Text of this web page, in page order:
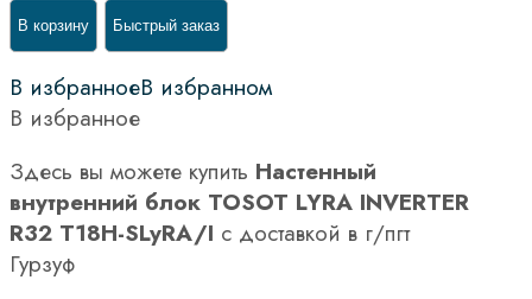
В корзину Быстрый заказ
В избранноеВ избранном
В избранное
Здесь вы можете купить Настенный
внутренний блок TOSOT LYRA INVERTER
R32 T18H-SLyRA/I с доставкой в г/пгт
Гурзуф